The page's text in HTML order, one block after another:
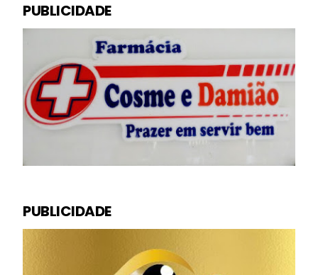
PUBLICIDADE
PUBLICIDADE